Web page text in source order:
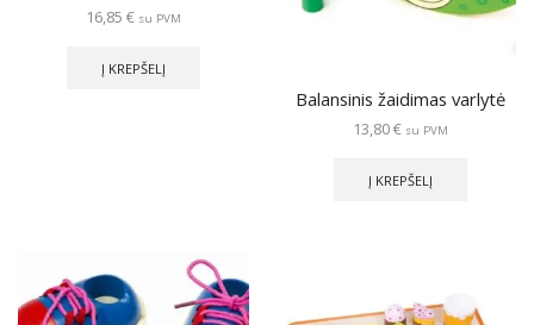
16,85 € su PVM
Į KREPŠELĮ
Balansinis žaidimas varlytė
13,80€ su PVM
Į KREPŠELĮ